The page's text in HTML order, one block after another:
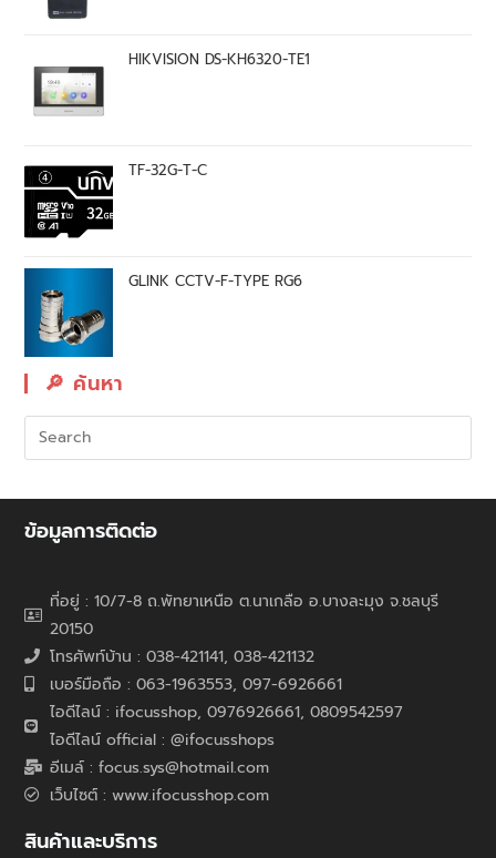
HIKVISION DS-KH6320-TE1
TF-32G-T-C
GLINK CCTV-F-TYPE RG6
🔎︎ ค้นหา
ข้อมูลการติดต่อ
ที่อยู่ : 10/7-8 ถ.พัทยาเหนือ ต.นาเกลือ อ.บางละมุง จ.ชลบุรี
20150
โทรศัพท์บ้าน : 038-421141, 038-421132
เบอร์มือถือ : 063-1963553, 097-6926661
ไอดีไลน์ : ifocusshop, 0976926661, 0809542597
ไอดีไลน์ official : @ifocusshops
อีเมล์ : focus.sys@hotmail.com
เว็บไซต์ : www.ifocusshop.com
สินค้าและบริการ